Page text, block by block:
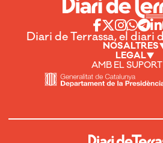
Diari de Terrassa, el diari
NOSALTRES
LEGAL
AMB EL